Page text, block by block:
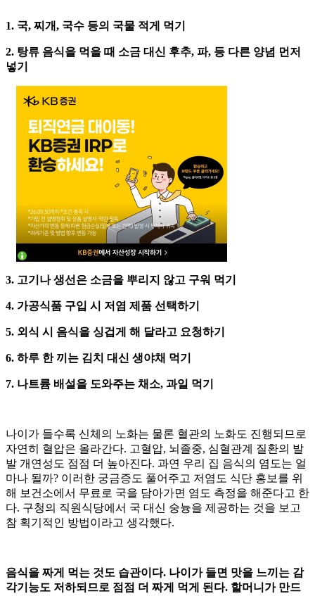
1. 국, 찌개, 국수 등의 국물 적게 먹기
2. 탕류 음식을 먹을 때 소금 대신 후추, 파, 등 다른 양념 먼저
넣기
3. 고기나 생선은 소금을 뿌리지 않고 구워 먹기
4. 가공식품 구입 시 저염 제품 선택하기
5. 외식 시 음식을 싱겁게 해 달라고 요청하기
6. 하루 한 끼는 김치 대신 생야채 먹기
7. 나트륨 배설을 도와주는 채소, 과일 먹기
나이가 들수록 신체의 노화는 물론 혈관의 노화도 진행되므로
자연히 혈압은 올라간다. 고혈압, 뇌졸중, 심혈관계 질환의 발
발 개연성도 점점 더 높아진다. 과연 우리 집 음식의 염도는 얼
마나 될까? 이러한 궁금증도 풀어주고 저염도 식단 홍보를 위
해 보건소에서 무료로 국을 담아가면 염도 측정을 해준다고 한
다. 구청의 직원식당에서 국 대신 숭늉을 제공하는 것을 보고
참 획기적인 방법이라고 생각했다.
음식을 짜게 먹는 것도 습관이다. 나이가 들면 맛을 느끼는 감
각기능도 저하되므로 점점 더 짜게 먹게 된다. 할머니가 만드